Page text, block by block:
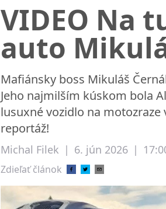
VIDEO Na
auto
Mafiánsky boss Mikuláš
Jeho najmilším kúskom bola
lusuxné vozidlo na motozraze
reportáž!
Michal Filek | 6. jún 2026 |
Zdieľať článok